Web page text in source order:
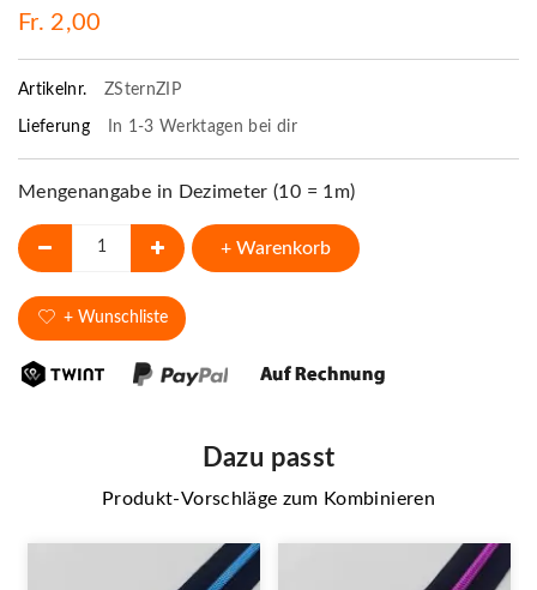
Fr. 2,00
Artikelnr. ZSternZIP
Lieferung In 1-3 Werktagen bei dir
Mengenangabe in Dezimeter (10 = 1m)
+ Warenkorb
+ Wunschliste
Dazu passt
Produkt-Vorschläge zum Kombinieren